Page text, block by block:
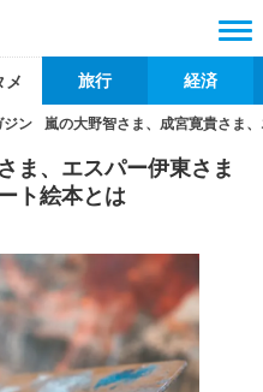
メ 旅行 経済
ジン 嵐の大野智さま、成宮寛貴さま
ま、エスパー伊東さま
ト絵本とは